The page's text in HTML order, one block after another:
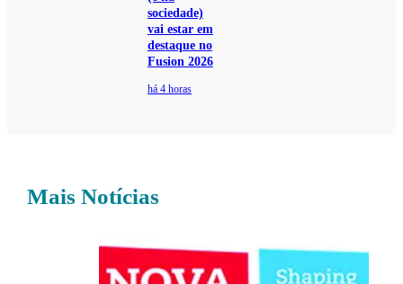
sociedade)
vai estar em
destaque no
Fusion 2026
há 4 horas
Mais Notícias